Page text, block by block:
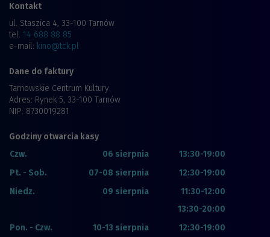
Kontakt
ul. Staszica 4, 33-100 Tarnów
tel. 14 688 88 85
e-mail: kino@tck.pl
Dane do faktury
Tarnowskie Centrum Kultury
Adres: Rynek 5, 33-100 Tarnów
NIP: 8730019281
Godziny otwarcia kasy
Czw.
06 sierpnia
13:30-19:00
Pt. - Sob.
07-08 sierpnia
12:30-19:00
Niedz.
09 sierpnia
11:30-12:00
13:30-20:00
Pon. - Czw.
10-13 sierpnia 12:30-19:00